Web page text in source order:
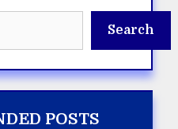
Search
POSTS